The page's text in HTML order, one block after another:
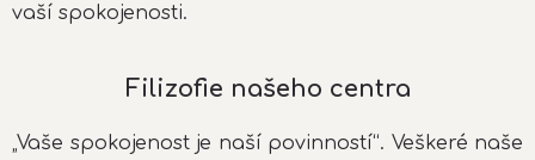
vaší spokojenosti.
Filizofie našeho centra
„Vaše spokojenost je naší povinností“. Veškeré naše